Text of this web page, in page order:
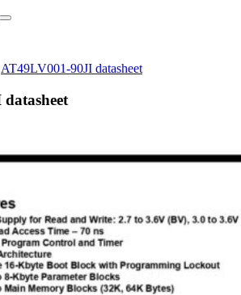
AT49LV001-90JI datasheet